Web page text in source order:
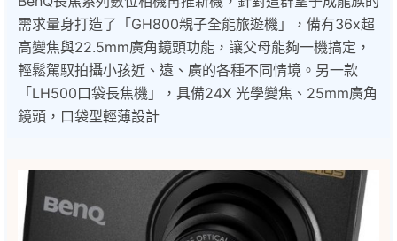
需求量身打造了「GH800親子全能旅遊機」，備有36x超
高變焦與22.5mm廣角鏡頭功能，讓父母能夠一機搞定，
輕鬆駕馭拍攝小孩近、遠、廣的各種不同情境。另一款
「LH500口袋長焦機」，具備24X 光學變焦、25mm廣角
鏡頭，口袋型輕薄設計